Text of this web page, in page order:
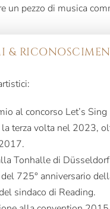
un pezzo di musica
&
al concorso Let’s Sing
la terza volta nel 2023,
Tonhalle di
725° anniversario
sindaco di Reading.